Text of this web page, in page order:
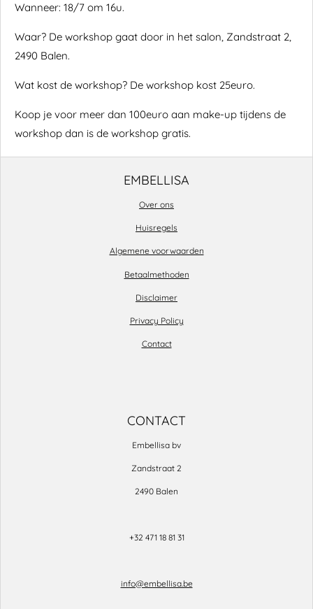
Wanneer: 18/7 om 16u.
Waar? De workshop gaat door in het salon, Zandstraat 2,
2490 Balen.
Wat kost de workshop? De workshop kost 25euro.
Koop je voor meer dan 100euro aan make-up tijdens de
workshop dan is de workshop gratis.
EMBELLISA
Over ons
Huisregels
Algemene voorwaarden
Betaalmethoden
Disclaimer
Privacy Policy
Contact
CONTACT
Embellisa bv
Zandstraat 2
2490 Balen
+32 471 18 81 31
info@embellisa.be